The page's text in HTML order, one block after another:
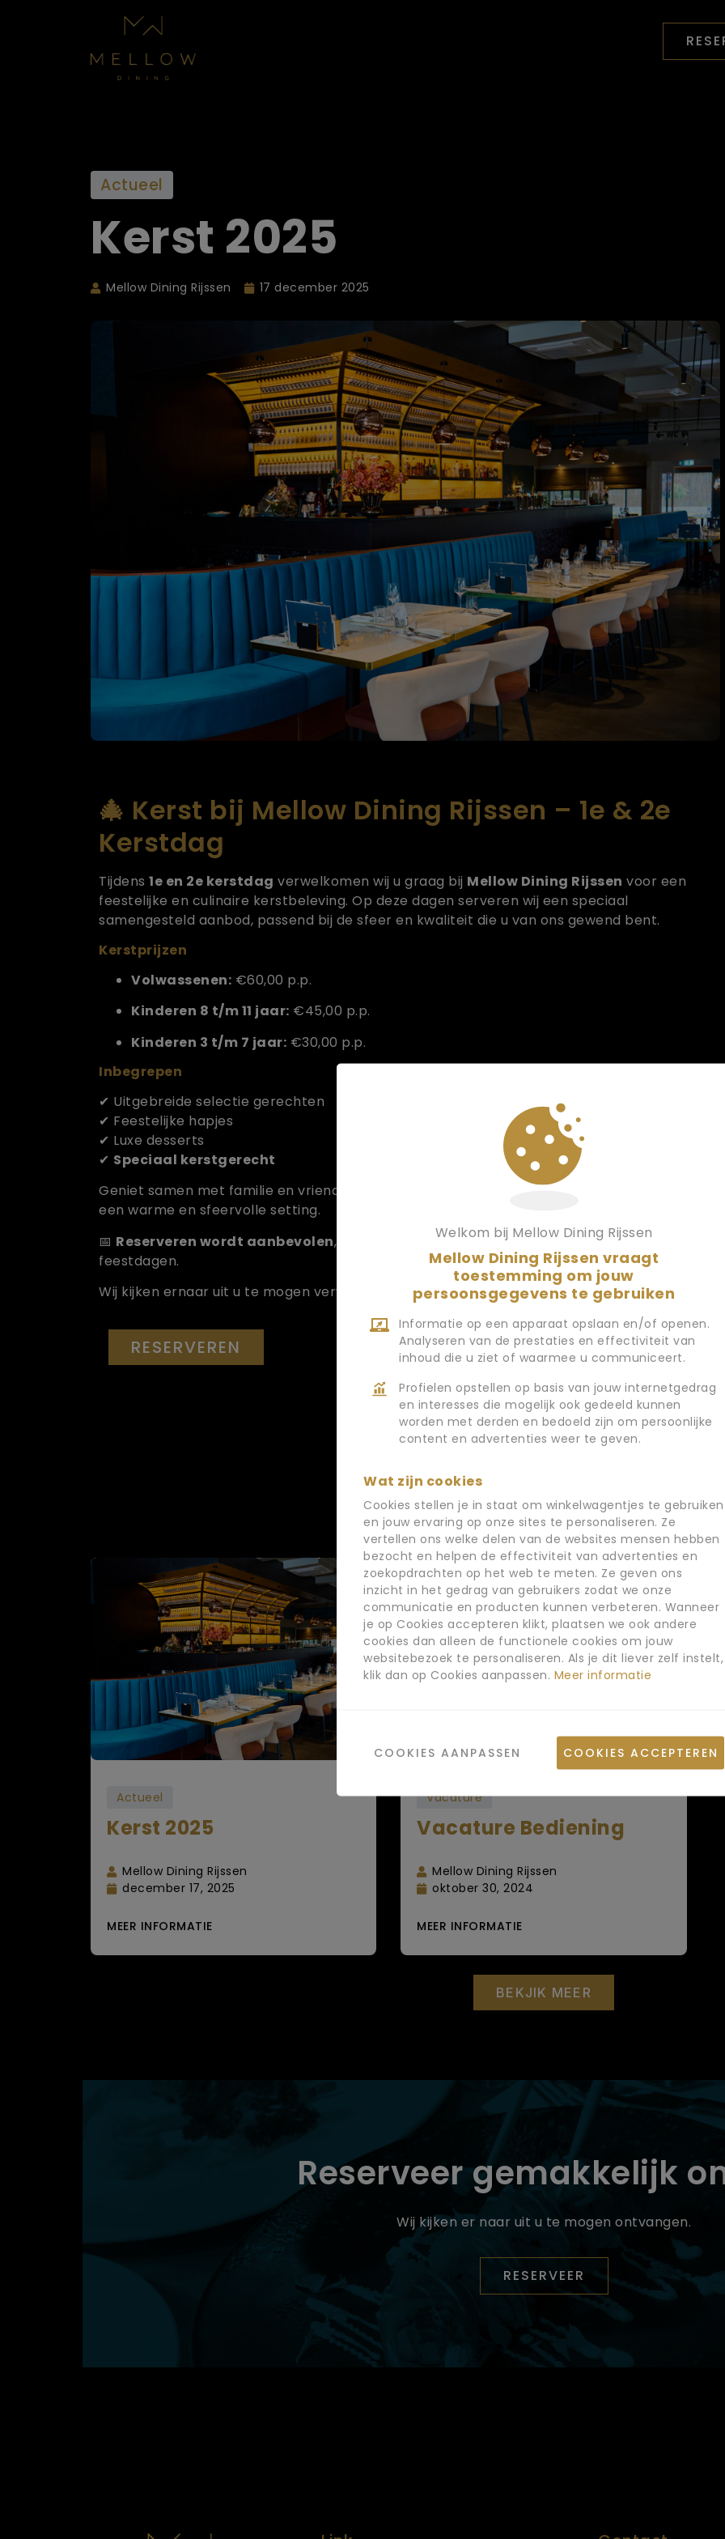
Actueel
Kerst 2025
Mellow Dining Rijssen 17 december 2025
🎄 Kerst bij Mellow Dining Rijssen – 1e & 2e
Kerstdag
Tijdens 1e en 2e kerstdag verwelkomen wij u graag bij Mellow Dining Rijssen voor een
feestelijke en culinaire kerstbeleving. Op deze dagen serveren wij een speciaal
samengesteld aanbod, passend bij de sfeer en kwaliteit die u van ons gewend bent.
Kerstprijzen
Volwassenen: €60,00 p.p.
Kinderen 8 t/m 11 jaar: €45,00 p.p.
Kinderen 3 t/m 7 jaar: €30,00 p.p.
Inbegrepen
✔ Uitgebreide selectie gerechten
✔ Feestelijke hapjes
✔ Luxe desserts
✔ Speciaal kerstgerecht
Geniet samen met familie en vrienden van een ontspannen kerstdiner zonder tijdsdruk, in
een warme en sfeervolle setting.
📅 Reserveren wordt aanbevolen, in verband met beperkte beschikbaarheid tijdens de
feestdagen.
Wij kijken ernaar uit u te mogen verwelkomen en wensen u alvast fijne feestdagen! ✨
RESERVEREN
Verwante
Actueel
Kerst 2025
Mellow Dining Rijssen
december 17, 2025
MEER INFORMATIE
Vacature
Vacature Bediening
Mellow Dining Rijssen
oktober 30, 2024
MEER INFORMATIE
BEKJIK MEER
Reserveer gemakkelijk
Wij kijken er naar uit u te mogen ontvangen.
RESERVEER
Welkom bij Mellow Dining Rijssen
Mellow Dining Rijssen vraagt
toestemming om jouw
persoonsgegevens te gebruiken
Informatie op een apparaat opslaan en/of openen.
Analyseren van de prestaties en effectiviteit van
inhoud die u ziet of waarmee u communiceert.
Profielen opstellen op basis van jouw internetgedrag
en interesses die mogelijk ook gedeeld kunnen
worden met derden en bedoeld zijn om persoonlijke
content en advertenties weer te geven.
Wat zijn cookies
Cookies stellen je in staat om winkelwagentjes te gebruiken
en jouw ervaring op onze sites te personaliseren. Ze
vertellen ons welke delen van de websites mensen hebben
bezocht en helpen de effectiviteit van advertenties en
zoekopdrachten op het web te meten. Ze geven ons
inzicht in het gedrag van gebruikers zodat we onze
communicatie en producten kunnen verbeteren. Wanneer
je op Cookies accepteren klikt, plaatsen we ook andere
cookies dan alleen de functionele cookies om jouw
websitebezoek te personaliseren. Als je dit liever zelf instelt,
klik dan op Cookies aanpassen. Meer informatie
COOKIES AANPASSEN COOKIES ACCEPTEREN